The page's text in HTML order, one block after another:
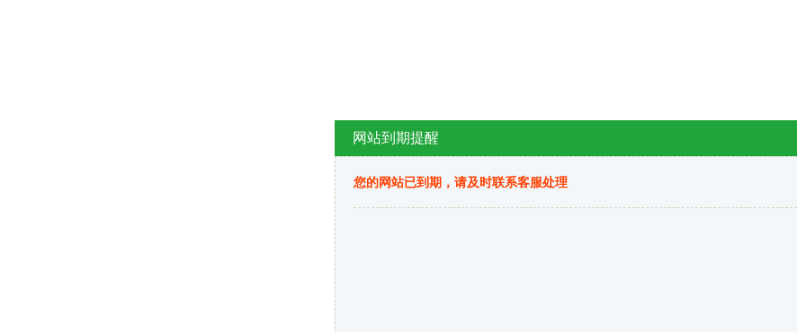
网站到期提醒
您的网站已到期，请及时联系客服处理